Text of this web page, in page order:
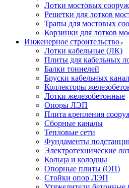
Лотки мостовых
Решетки для лотков
Трапы для мостовых
Корзинки для лотков
Инженерное строительство
Лотки кабельные (ЛК)
Плиты для кабельных
Балки тоннелей
Бруски кабельных
Коллекторы
Лотки железобетонные
Опоры ЛЭП
Плита крепления
Сборные каналы
Тепловые сети
Фундаменты
Электротехнические
Кольца и колодцы
Опорные плиты (ОП)
Стойки опор ЛЭП